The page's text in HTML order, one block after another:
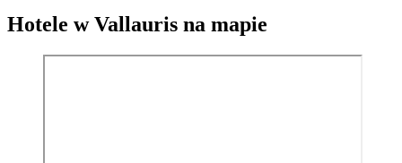
Hotele w Vallauris na mapie